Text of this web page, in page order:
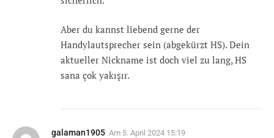
Aber du kannst liebend gerne der
Handylautsprecher sein (abgekürzt HS). Dein
aktueller Nickname ist doch viel zu lang, HS
sana çok yakışır.
galaman1905 Am 5. April 2024 15:19